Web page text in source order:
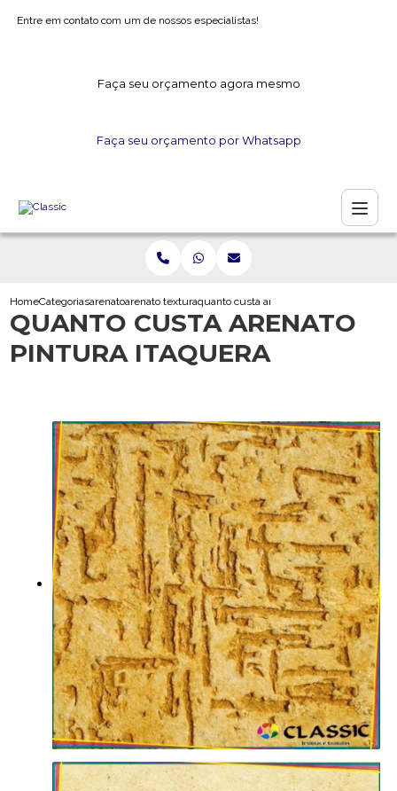
Entre em contato com um de nossos especialistas!
Faça seu orçamento agora mesmo
Faça seu orçamento por Whatsapp
HomeCategoriasarenatoarenato texturaquanto custa arenato pintura itaquera
QUANTO CUSTA ARENATO
PINTURA ITAQUERA